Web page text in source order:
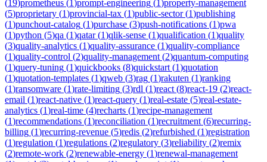
(19)prometheus (1)prompt-engineering (1)property-management
(5)proprietary (1)provincial-tax (1)public-sector(1)publishing
(1)punchout-catalog (1)purchase (3)push-notifications (1)pwa
(1)python (5)qa (1)qatar(1)qlik-sense (1)qualification (1)quality
(3)quality-analytics (1)quality-assurance (1)quality-compliance
(1)quality-control (2)quality-management (2)quantum-computing
(1)query-tuning (1)quickbooks (8)quickstart (1)quotation
(1)quotation-templates (1)qweb (3)rag (1)rakuten (1)ranking
(1)ransomware (1)rate-limiting (3)rdl (1)react (8)react-19 (2)react-
email (1)react-native (1)react-query (1)real-estate (5)real-estate-
analytics (1)real-time (4)recharts (1)recipe-management
(1)recommendations (1)reconciliation (1)recruitment (6)recurring-
billing (1)recurring-revenue (5)redis (2)refurbished (1)registration
(1)regulation (1)regulations (2)regulatory (3)reliability (2)remix
(2)remote-work (2)renewable-energy (1)renewal-management